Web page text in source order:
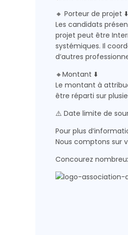
🔸 Porteur de projet ⬇️
Les candidats
projet peut être
systémiques. Il
d’autres
🔸Montant ⬇️
Le montant à
être réparti sur
⚠️ Date limite de
Pour plus
Nous comptons sur
Concourez